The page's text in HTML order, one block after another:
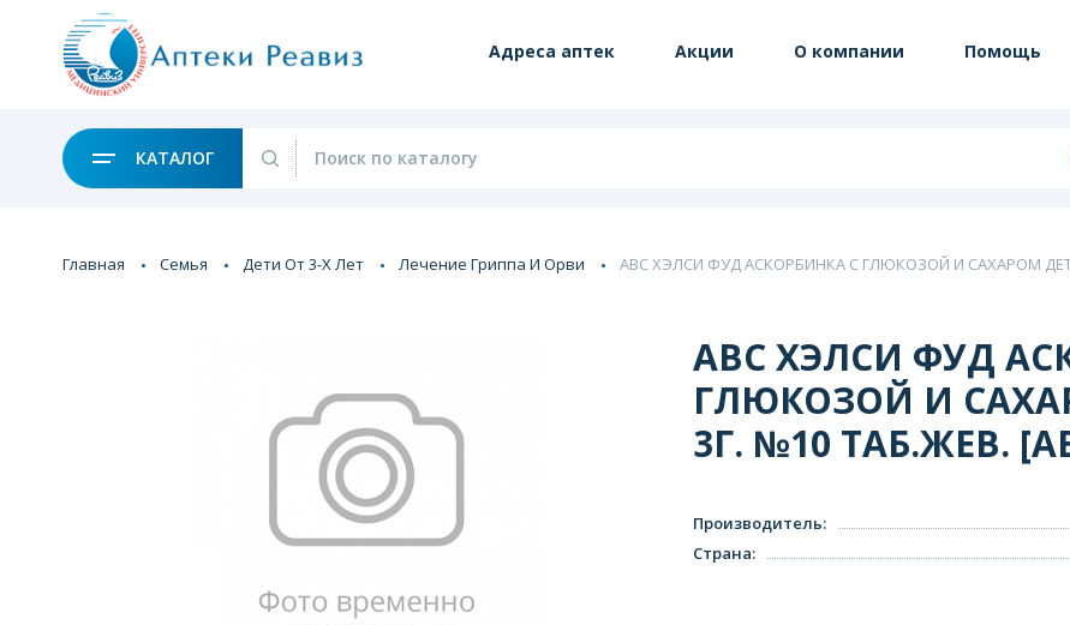
Адреса аптек Акции О компании Помощь
КАТАЛОГ
Главная Семья Дети От 3-Х Лет Лечение Гриппа И Орви АВС ХЭЛСИ ФУД АСКОРБИНКА С ГЛЮКОЗОЙ И САХАРОМ ДЕТ.
АВС ХЭЛСИ ФУД
ГЛЮКОЗОЙ И
3Г. №10 ТАБ.ЖЕВ.
Производитель:
Страна: